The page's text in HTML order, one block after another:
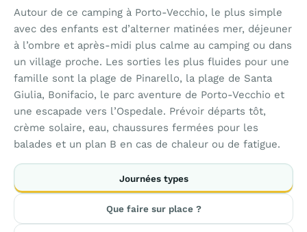
Autour de ce camping à Porto-Vecchio, le plus simple
avec des enfants est d’alterner matinées mer, déjeuner
à l’ombre et après-midi plus calme au camping ou dans
un village proche. Les sorties les plus fluides pour une
famille sont la plage de Pinarello, la plage de Santa
Giulia, Bonifacio, le parc aventure de Porto-Vecchio et
une escapade vers l’Ospedale. Prévoir départs tôt,
crème solaire, eau, chaussures fermées pour les
balades et un plan B en cas de chaleur ou de fatigue.
Journées types
Que faire sur place ?